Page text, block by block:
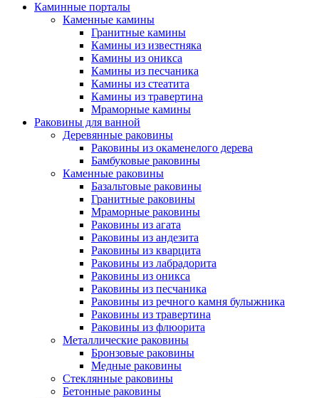
Каминные порталы
Каменные камины
Гранитные камины
Камины из известняка
Камины из оникса
Камины из песчаника
Камины из стеатита
Камины из травертина
Мраморные камины
Раковины для ванной
Деревянные раковины
Раковины из окаменелого дерева
Бамбуковые раковины
Каменные раковины
Базальтовые раковины
Гранитные раковины
Мраморные раковины
Раковины из агата
Раковины из андезита
Раковины из кварцита
Раковины из лабрадорита
Раковины из оникса
Раковины из песчаника
Раковины из речного камня булыжника
Раковины из травертина
Раковины из флюорита
Металлические раковины
Бронзовые раковины
Медные раковины
Стеклянные раковины
Бетонные раковины